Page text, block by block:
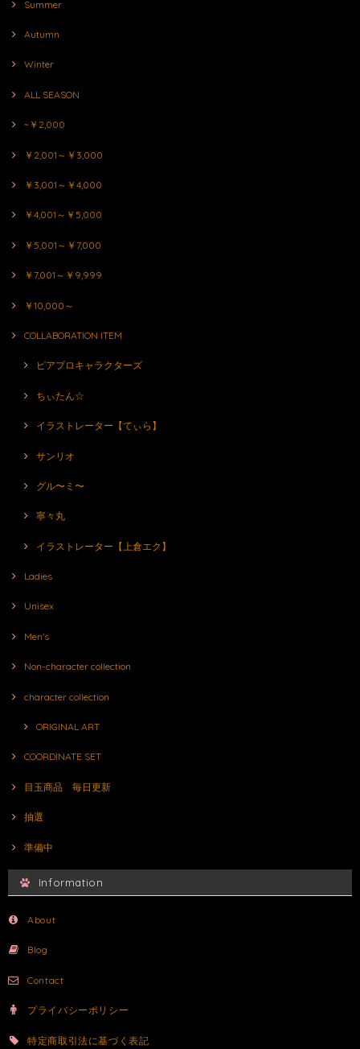
Summer
Autumn
Winter
ALL SEASON
~￥2,000
￥2,001～￥3,000
￥3,001～￥4,000
￥4,001～￥5,000
￥5,001～￥7,000
￥7,001～￥9,999
￥10,000～
COLLABORATION ITEM
ピアプロキャラクターズ
ちぃたん☆
イラストレーター【てぃら】
サンリオ
グル〜ミ〜
寧々丸
イラストレーター【上倉エク】
Ladies
Unisex
Men's
Non-character collection
character collection
ORIGINAL ART
COORDINATE SET
目玉商品 毎日更新
抽選
準備中
Information
About
Blog
Contact
プライバシーポリシー
特定商取引法に基づく表記